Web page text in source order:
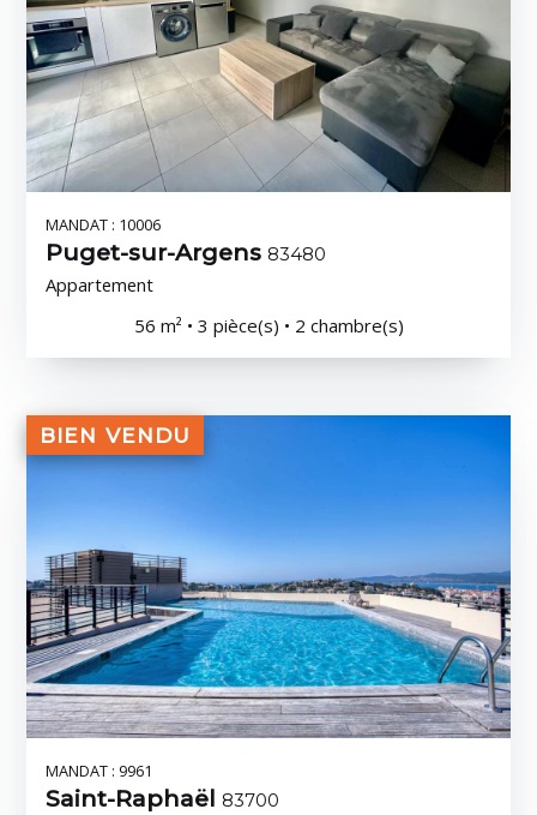
MANDAT : 10006
Puget-sur-Argens 83480
Appartement
56 m² • 3 pièce(s) • 2 chambre(s)
BIEN VENDU
MANDAT : 9961
Saint-Raphaël 83700